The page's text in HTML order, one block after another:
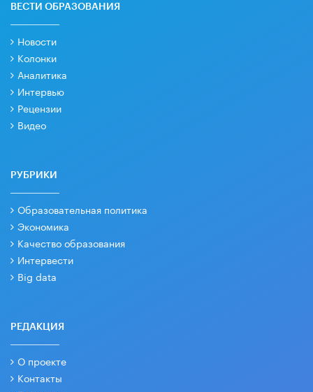
ВЕСТИ ОБРАЗОВАНИЯ
Новости
Колонки
Аналитика
Интервью
Рецензии
Видео
РУБРИКИ
Образовательная политика
Экономика
Качество образования
Интервести
Big data
РЕДАКЦИЯ
О проекте
Контакты